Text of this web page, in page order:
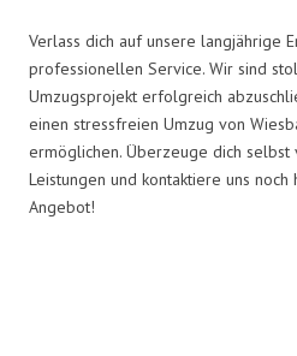
Verlass dich auf unsere langjährige
professionellen Service. Wir sind
Umzugsprojekt erfolgreich
einen stressfreien Umzug von
ermöglichen. Überzeuge dich selbst
Leistungen und kontaktiere uns
Angebot!